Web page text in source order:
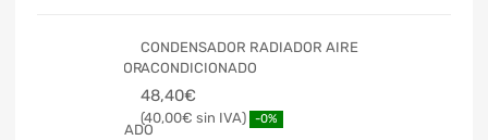
CONDENSADOR RADIADOR AIRE
ACONDICIONADO
48,40€
40,00€ -0%